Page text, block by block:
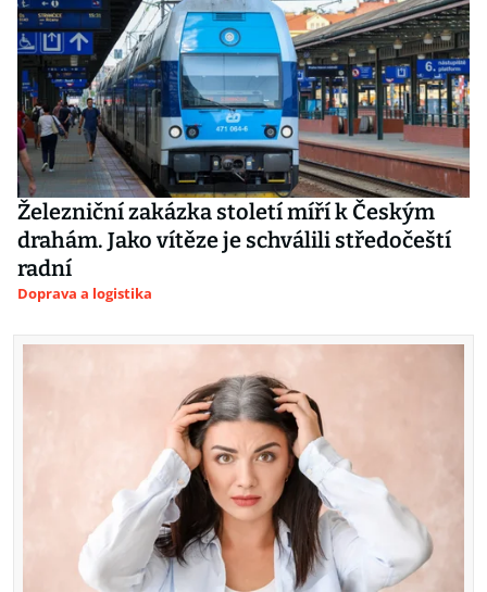
Železniční zakázka století míří k Českým
drahám. Jako vítěze je schválili středočeští
radní
Doprava a logistika